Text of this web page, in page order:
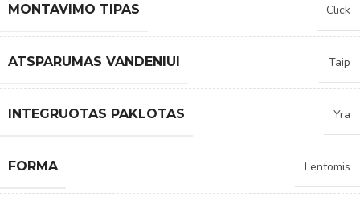
MONTAVIMO TIPAS Click
ATSPARUMAS VANDENIUI Taip
INTEGRUOTAS PAKLOTAS Yra
FORMA Lentomis